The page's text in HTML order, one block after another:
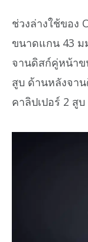
ช่วงล่างใช้ของ
ขนาดแกน 43 ม
จานดิสก์คู่หน้าข
สูบ ด้านหลังจา
คาลิปเปอร์ 2 สูบ